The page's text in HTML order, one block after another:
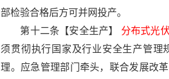
部检验合格后方可并网投产。
第十二条【安全生产】 分布式光
须贯彻执行国家及行业安全生产管理
理。应急管理部门牵头，联合发展改